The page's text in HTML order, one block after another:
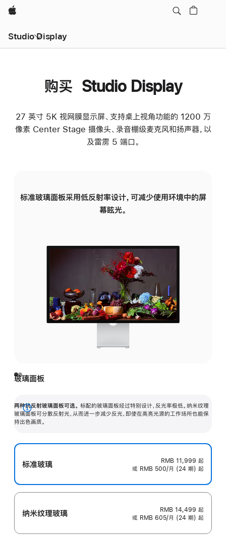
Apple
Studio Display
购买 Studio Display
27 英寸 5K 视网膜显示屏、支持桌上视角功能的 1200 万
像素 Center Stage 摄像头、录音棚级麦克风和扬声器，以
及雷雳 5 端口。
标准玻璃面板采用低反射率设计，可减少使用环境中的屏
幕眩光。
玻璃面板
两种抗反射玻璃面板可选。 标配的玻璃面板经过特别设计，反光率极低。纳米纹理
玻璃面板可分散反射光，从而进一步减少反光，即使在高亮光源的工作场所也能保
持出色画质。
展
开
标准玻璃 RMB 11,999 起
或 RMB 500/月 (24 期) 起
纳米纹理玻璃 RMB 14,499 起
或 RMB 605/月 (24 期) 起